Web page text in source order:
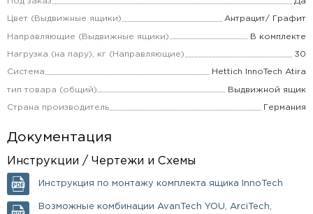
Цвет (Выдвижные ящики) Антрацит/ Графит
Направляющие (Выдвижные ящики) В комплекте
Нагрузка (на пару), кг (Направляющие) 30
Система Hettich InnoTech Atira
тип товара (общий) Выдвижной ящик
Страна производитель Германия
Документация
Инструкции / Чертежи и Схемы
Инструкция по монтажу комплекта ящика InnoTech
Возможные комбинации AvanTech YOU, ArciTech,